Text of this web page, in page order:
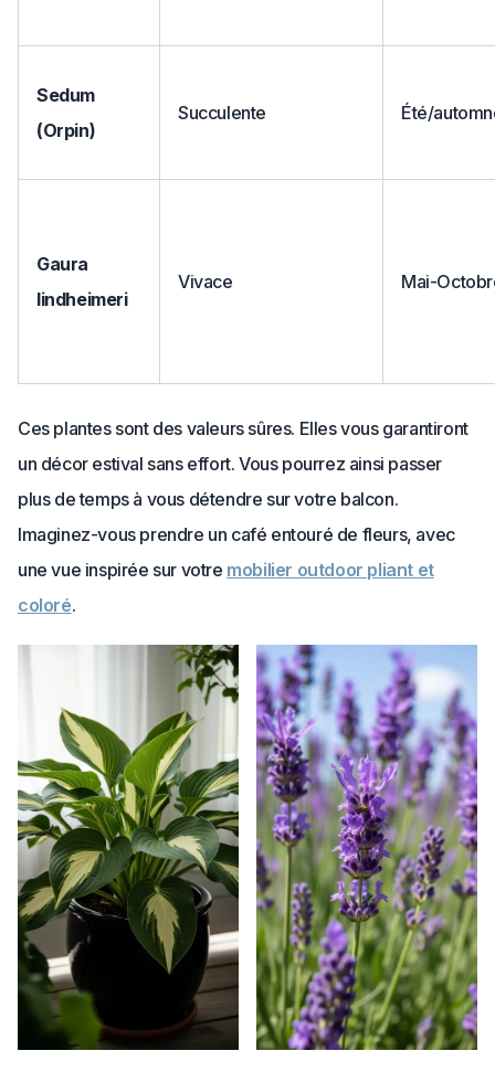
Sedum
(Orpin)
Succulente Été/
Gaura
lindheimeri
Vivace Mai-
Ces plantes sont des valeurs sûres. Elles vous garantiront
un décor estival sans effort. Vous pourrez ainsi passer
plus de temps à vous détendre sur votre balcon.
Imaginez-vous prendre un café entouré de fleurs, avec
une vue inspirée sur votre mobilier outdoor pliant et
coloré.